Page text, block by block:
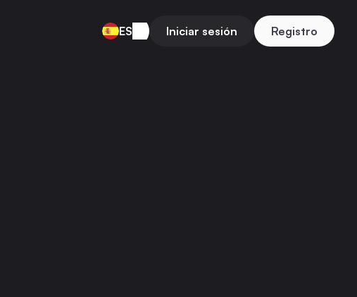
ES Iniciar sesión Registro